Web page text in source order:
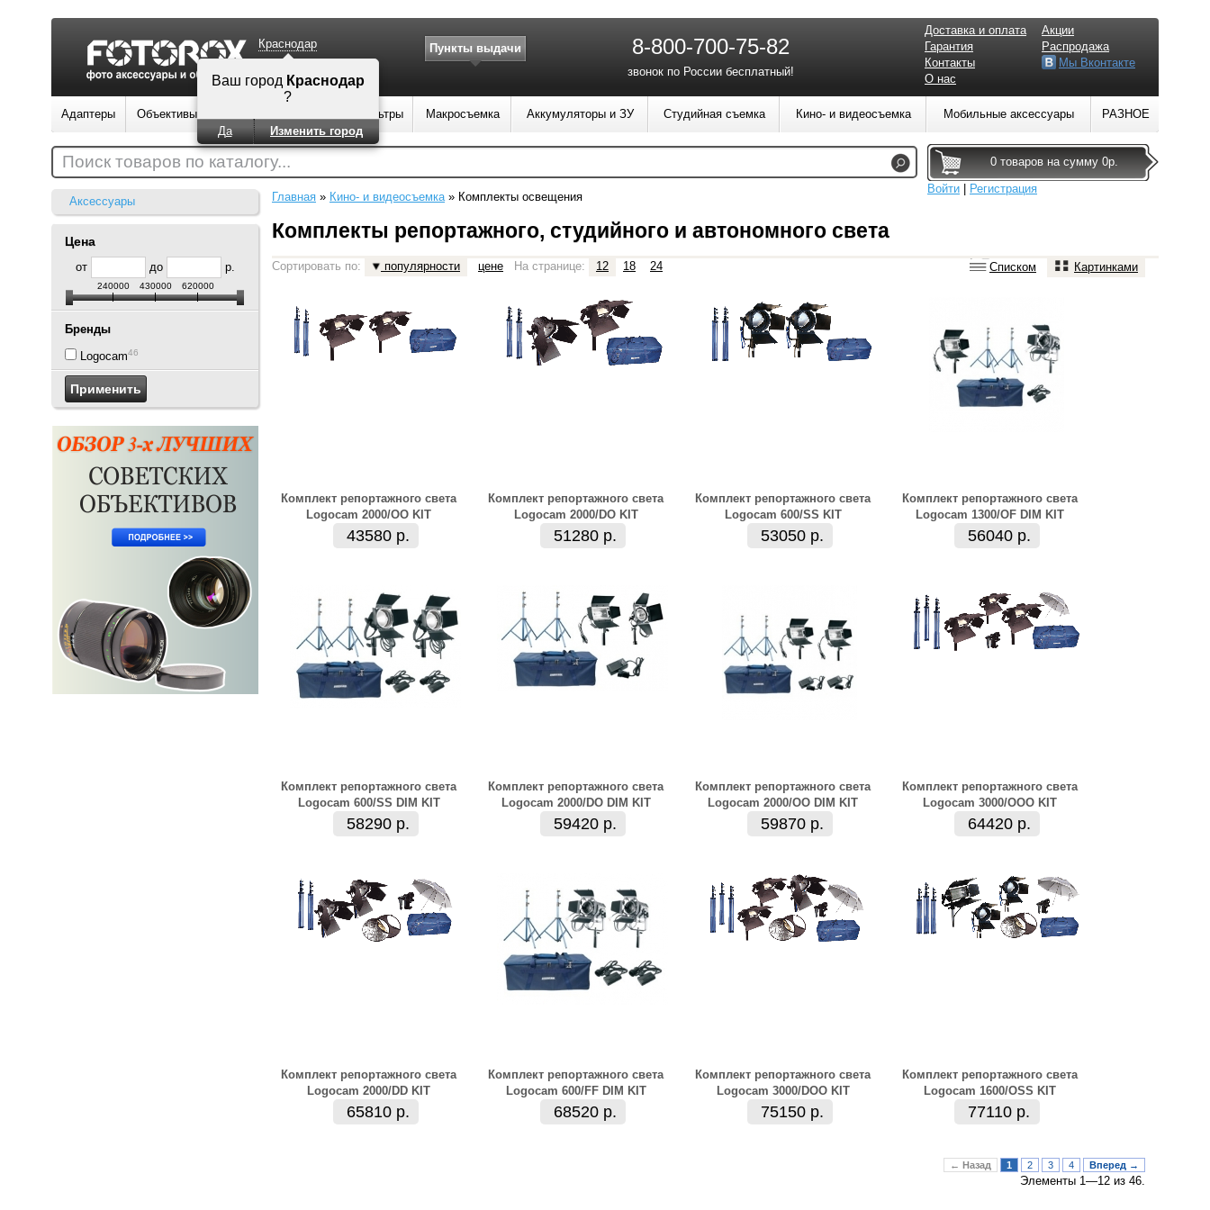
Аксессуары
Цена
от до р.
240000 430000 620000
Бренды
Logocam46
Главная » Кино- и видеосъемка» Комплекты освещения
Комплекты репортажного, студийного и автономного света
Сортировать по: популярности цене На странице: 12 18 24 Списком Картинками
Комплект репортажного света
Logocam 2000/OO KIT
43580 р.
Комплект репортажного света
Logocam 2000/DO KIT
51280 р.
Комплект репортажного света
Logocam 600/SS KIT
53050 р.
Комплект репортажного света
Logocam 1300/OF DIM KIT
56040 р.
Комплект репортажного света
Logocam 600/SS DIM KIT
58290 р.
Комплект репортажного света
Logocam 2000/DO DIM KIT
59420 р.
Комплект репортажного света
Logocam 2000/OO DIM KIT
59870 р.
Комплект репортажного света
Logocam 3000/OOO KIT
64420 р.
Комплект репортажного света
Logocam 2000/DD KIT
65810 р.
Комплект репортажного света
Logocam 600/FF DIM KIT
68520 р.
Комплект репортажного света
Logocam 3000/DOO KIT
75150 р.
Комплект репортажного света
Logocam 1600/OSS KIT
77110 р.
← Назад 1 2 3 4 Вперед →
Элементы 1—12 из 46.
Краснодар
Ваш город Краснодар
?
Да Изменить город
Пункты выдачи 8-800-700-75-82
звонок по России бесплатный!
Доставка и оплата
Гарантия
Контакты
О нас
Акции
Распродажа
Мы Вконтакте
Адаптеры Объективы Фильтры Макросъемка Аккумуляторы и ЗУ Студийная съемка Кино- и видеосъемка Мобильные аксессуары РАЗНОЕ
0 товаров на сумму 0р.
Войти
Регистрация
Поиск товаров по каталогу...